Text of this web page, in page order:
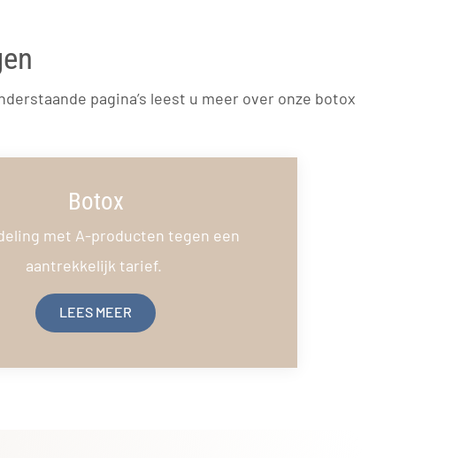
pagina’s leest u meer over onze botox
Botox
met A-producten tegen een
aantrekkelijk tarief.
LEES MEER